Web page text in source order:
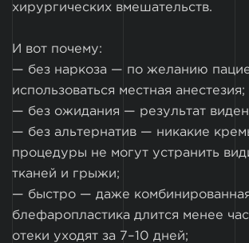
хирургических вмешательств.
И вот почему:
— без наркоза — по желанию
использоваться местная анестезия;
— без ожидания — результат
— без альтернатив — никакие
процедуры не могут устранить
тканей и грыжи;
— быстро — даже
блефаропластика длится менее
отеки уходят за 7–10 дней;